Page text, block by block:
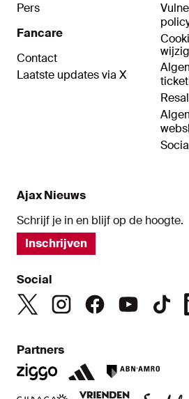
Pers
Fancare
Contact
Laatste updates via X
Ajax Nieuws
Schrijf je in en blijf op de hoogte.
Inschrijven
Social
Partners